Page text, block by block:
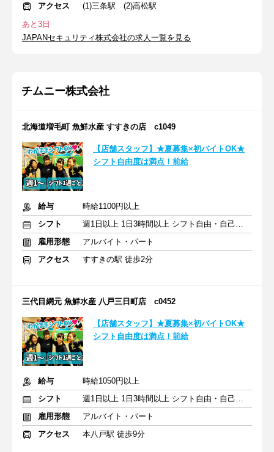
アクセス
(1)三条駅 (2)高松駅
あと3日
JAPANセキュリティ株式会社の求人一覧を見る
チムニー株式会社
北海道増毛町 魚鮮水産 すすきの店 c1049
【店舗スタッフ】★夏募集×初バイトOK★
シフト自由度は満点！前給
給与
時給1100円以上
シフト
週1日以上 1日3時間以上 シフト自由・自己申告
雇用形態
アルバイト・パート
アクセス
すすきの駅 徒歩2分
三代目網元 魚鮮水産 八戸三日町店 c0452
【店舗スタッフ】★夏募集×初バイトOK★
シフト自由度は満点！前給
給与
時給1050円以上
シフト
週1日以上 1日3時間以上 シフト自由・自己申告
雇用形態
アルバイト・パート
アクセス
本八戸駅 徒歩9分